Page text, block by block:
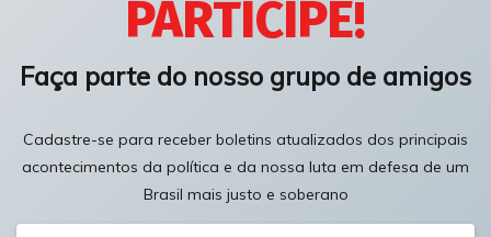
PARTICIPE!
Faça parte do nosso grupo de amigos
Cadastre-se para receber boletins atualizados dos principais
acontecimentos da política e da nossa luta em defesa de um
Brasil mais justo e soberano